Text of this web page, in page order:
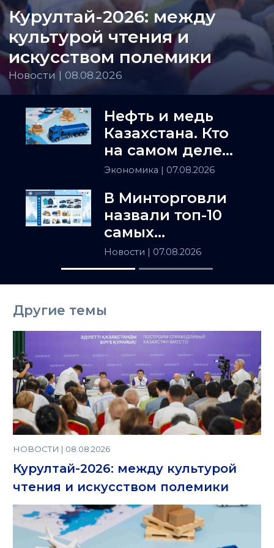
Курултай-2026: между
культурой чтения и
искусством полемики
Новости | 08.08.2026
Нефть и медь
Казахстана. Кто
на самом деле
держит
Азию
Экономика | 07.08.2026
В Минторговли
назвали топ-10
самых
популярных
товаров в
Казахстане
Новости | 07.08.2026
Другие темы
НОВОСТИ | 08.08.2026
Курултай-2026: между культурой
чтения и искусством полемики